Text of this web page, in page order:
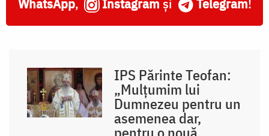
IPS Părinte Teofan:
„Mulțumim lui
Dumnezeu pentru un
asemenea dar,